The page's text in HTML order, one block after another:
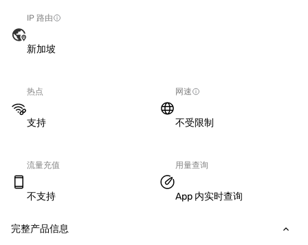
IP 路由
新加坡
热点
支持
网速
不受限制
流量充值
不支持
用量查询
App 内实时查询
完整产品信息